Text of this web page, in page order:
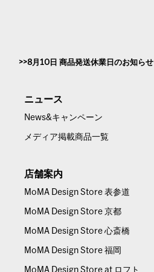
8月10日 商品発送休業日のお知らせ
ニュース
News&キャンペーン
メディア掲載商品一覧
店舗案内
MoMA Design Store 表参道
MoMA Design Store 京都
MoMA Design Store 心斎橋
MoMA Design Store 福岡
MoMA Design Store at ロフト